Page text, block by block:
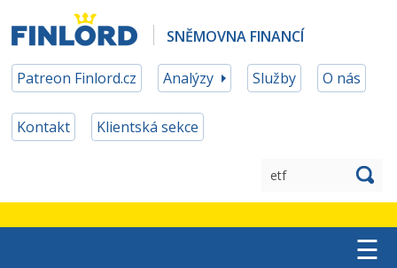
SNĚMOVNA FINANCÍ
Patreon Finlord.cz Analýzy Služby O nás
Kontakt Klientská sekce
☰